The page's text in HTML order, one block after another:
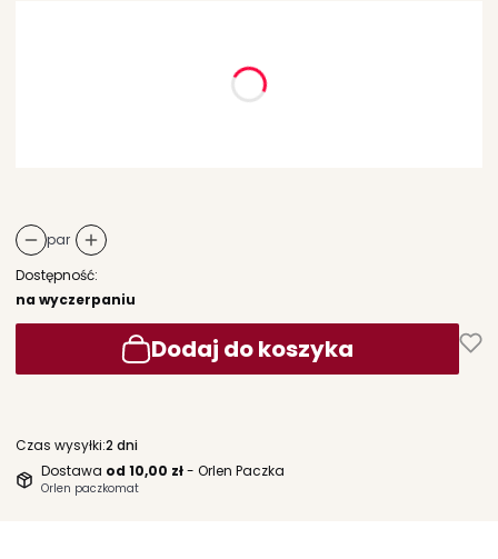
par
Dostępność:
na wyczerpaniu
Dodaj do koszyka
Czas wysyłki:2 dni
Dostawa od 10,00 zł- Orlen Paczka
Orlen paczkomat